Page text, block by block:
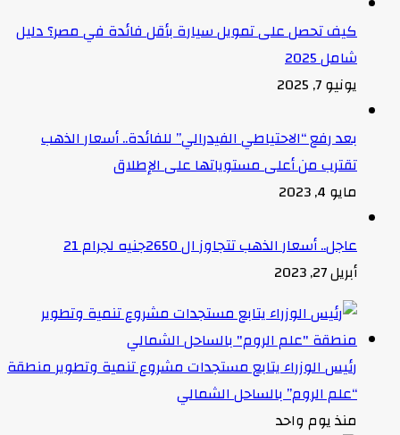
كيف تحصل على تمويل سيارة بأقل فائدة في مصر؟ دليل
شامل 2025
يونيو 7, 2025
بعد رفع “الاحتياطي الفيدرالي” للفائدة.. أسعار الذهب
تقترب من أعلى مستوياتها على الإطلاق
مايو 4, 2023
عاجل.. أسعار الذهب تتجاوز ال 2650جنيه لجرام 21
أبريل 27, 2023
رئيس الوزراء يتابع مستجدات مشروع تنمية وتطوير منطقة
“علم الروم” بالساحل الشمالي
منذ يوم واحد